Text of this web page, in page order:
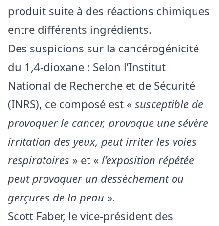
produit suite à des réactions chimiques
entre différents ingrédients.
Des suspicions sur la cancérogénicité
du 1,4-dioxane : Selon l’Institut
National de Recherche et de Sécurité
(INRS), ce composé est « susceptible de
provoquer le cancer, provoque une sévère
irritation des yeux, peut irriter les voies
respiratoires » et « l’exposition répétée
peut provoquer un dessèchement ou
gerçures de la peau ».
Scott Faber, le vice-président des